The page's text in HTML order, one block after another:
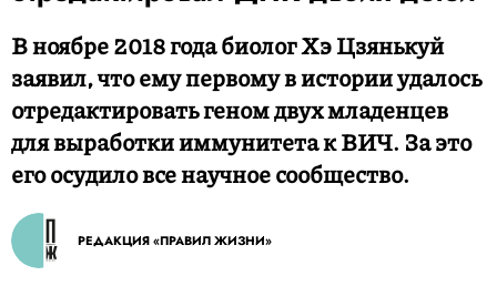
В ноябре 2018 года биолог Хэ Цзянькуй
заявил, что ему первому в истории удалось
отредактировать геном двух младенцев
для выработки иммунитета к ВИЧ. За это
его осудило все научное сообщество.
РЕДАКЦИЯ «ПРАВИЛ ЖИЗНИ»